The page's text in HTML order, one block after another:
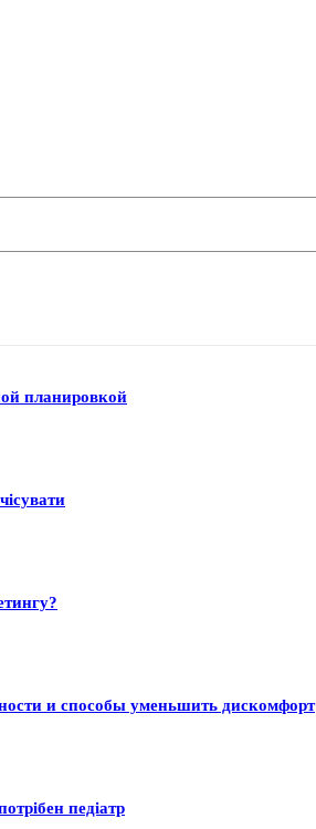
планировкой
и способы уменьшить дискомфорт
педіатр